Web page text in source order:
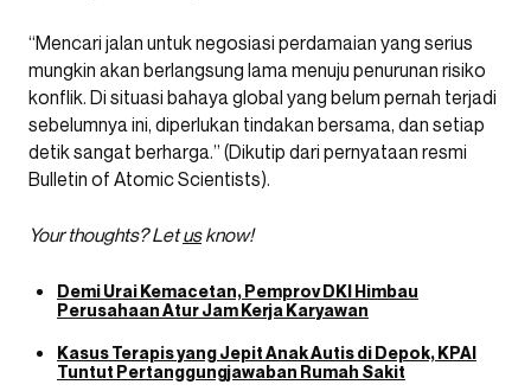
“Mencari jalan untuk negosiasi perdamaian yang serius
mungkin akan berlangsung lama menuju penurunan risiko
konflik. Di situasi bahaya global yang belum pernah terjadi
sebelumnya ini, diperlukan tindakan bersama, dan setiap
detik sangat berharga.” (Dikutip dari pernyataan resmi
Bulletin of Atomic Scientists).
Your thoughts? Letusknow!
Demi Urai Kemacetan, Pemprov DKI Himbau
Perusahaan Atur Jam Kerja Karyawan
Kasus Terapis yang Jepit Anak Autis di Depok, KPAI
Tuntut Pertanggungjawaban Rumah Sakit